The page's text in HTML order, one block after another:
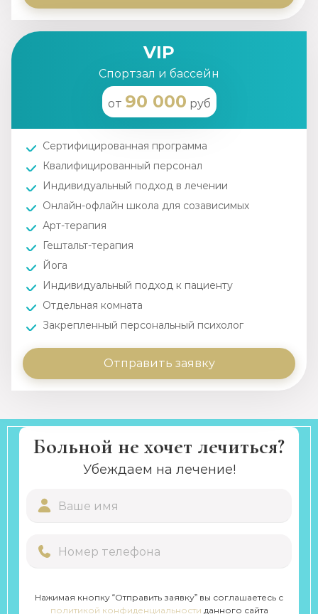
VIP
Спортзал и бассейн
от 90 000 руб
Сертифицированная программа
Квалифицированный персонал
Индивидуальный подход в лечении
Онлайн-офлайн школа для созависимых
Арт-терапия
Гештальт-терапия
Йога
Индивидуальный подход к пациенту
Отдельная комната
Закрепленный персональный психолог
Отправить заявку
Больной не хочет лечиться?
Убеждаем на лечение!
Нажимая кнопку “Отправить заявку” вы соглашаетесь с
политикой конфиденциальности данного сайта